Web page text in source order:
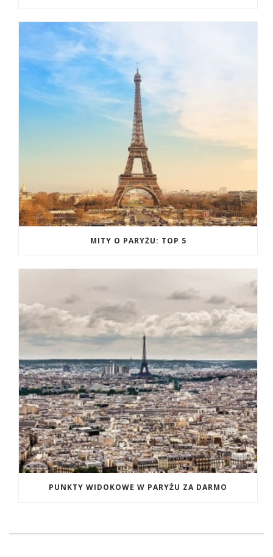
MITY O PARYŻU: TOP 5
PUNKTY WIDOKOWE W PARYŻU ZA DARMO